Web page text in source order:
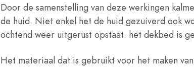
Door de samenstelling van deze werkingen
de huid. Niet enkel het de huid gezuiverd ook
ochtend weer uitgerust opstaat. het dekbed is
Het materiaal dat is gebruikt voor het maken